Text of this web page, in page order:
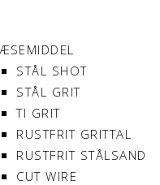
STÅL SHOT
STÅL GRIT
TI GRIT
RUSTFRIT GRITTAL
RUSTFRIT STÅLSAND
CUT WIRE